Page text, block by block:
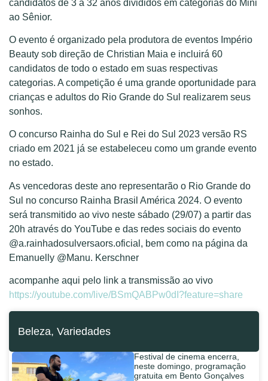
candidatos de 3 a 32 anos divididos em categorias do Mini
ao Sênior.
O evento é organizado pela produtora de eventos Império
Beauty sob direção de Christian Maia e incluirá 60
candidatos de todo o estado em suas respectivas
categorias. A competição é uma grande oportunidade para
crianças e adultos do Rio Grande do Sul realizarem seus
sonhos.
O concurso Rainha do Sul e Rei do Sul 2023 versão RS
criado em 2021 já se estabeleceu como um grande evento
no estado.
As vencedoras deste ano representarão o Rio Grande do
Sul no concurso Rainha Brasil América 2024. O evento
será transmitido ao vivo neste sábado (29/07) a partir das
20h através do YouTube e das redes sociais do evento
@a.rainhadosulversaors.oficial, bem como na página da
Emanuelly @Manu. Kerschner
acompanhe aqui pelo link a transmissão ao vivo
https://youtube.com/live/BSmQABPw0dI?feature=share
Beleza, Variedades
Festival de cinema encerra,
neste domingo, programação
gratuita em Bento Gonçalves